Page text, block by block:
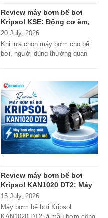
Review máy bơm bể bơi
Kripsol KSE: Động cơ êm,
bền bỉ, có xứng đáng với
danh tiếng từ Tây Ban Nha?
20 July, 2026
Khi lựa chọn máy bơm cho bể
bơi, người dùng thường quan
Review máy bơm bể bơi
Kripsol KAN1020 DT2: Máy
bơm công suất lớn có đáng
đầu tư?
15 July, 2026
Máy bơm bể bơi Kripsol